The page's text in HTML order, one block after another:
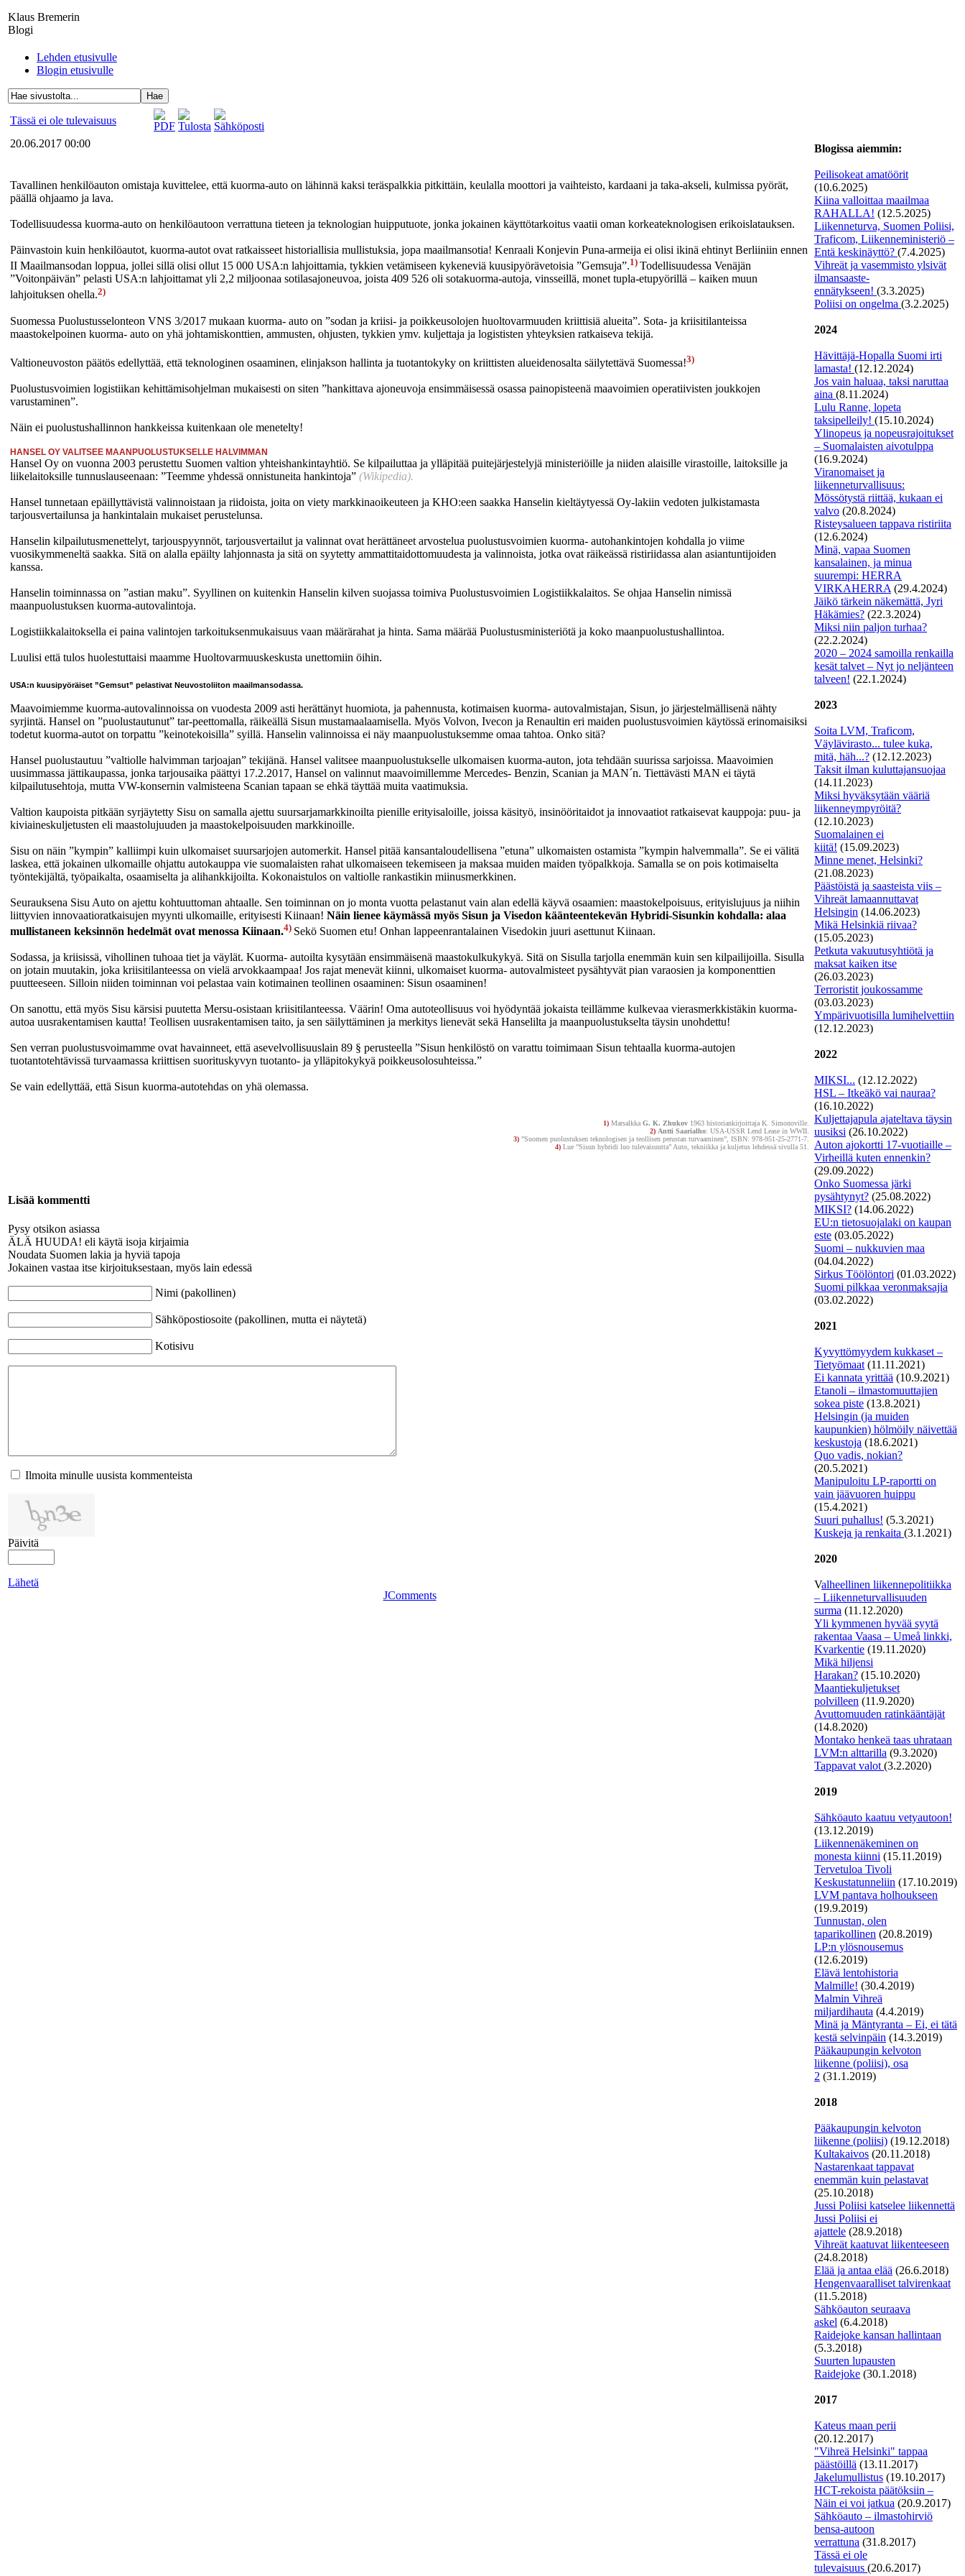
Klaus Bremerin
Blogi
Lehden etusivulle
Blogin etusivulle
Tässä ei ole tulevaisuus
20.06.2017 00:00
Tavallinen henkilöauton omistaja kuvittelee, että kuorma-auto on lähinnä kaksi teräspalkkia pitkittäin, keulalla moottori ja vaihteisto, kardaani ja taka-akseli, kulmissa pyörät,
päällä ohjaamo ja lava.
Todellisuudessa kuorma-auto on henkilöautoon verrattuna tieteen ja teknologian huipputuote, jonka jokainen käyttötarkoitus vaatii oman korkeateknologisen erikoislatauksen.
Päinvastoin kuin henkilöautot, kuorma-autot ovat ratkaisseet historiallisia mullistuksia, jopa maailmansotia! Kenraali Konjevin Puna-armeija ei olisi ikinä ehtinyt Berliiniin ennen
II Maailmansodan loppua, jollei sillä olisi ollut 15 000 USA:n lahjoittamia, tykkien vetämiseen kykeneviä kuusipyörävetoisia ”Gemsuja”.1) Todellisuudessa Venäjän
”Voitonpäivän” pelasti USA:n lahjoittamat yli 2,2 miljoonaa sotilasajoneuvoa, joista 409 526 oli sotakuorma-autoja, vinsseillä, monet tupla-etupyörillä – kaiken muun
lahjoituksen ohella.2)
Suomessa Puolustusselonteon VNS 3/2017 mukaan kuorma- auto on ”sodan ja kriisi- ja poikkeusolojen huoltovarmuuden kriittisiä alueita”. Sota- ja kriisitilanteissa
maastokelpoinen kuorma- auto on yhä johtamiskonttien, ammusten, ohjusten, tykkien ymv. kuljettaja ja logististen yhteyksien ratkaiseva tekijä.
Valtioneuvoston päätös edellyttää, että teknologinen osaaminen, elinjakson hallinta ja tuotantokyky on kriittisten alueidenosalta säilytettävä Suomessa!3)
Puolustusvoimien logistiikan kehittämisohjelman mukaisesti on siten ”hankittava ajoneuvoja ensimmäisessä osassa painopisteenä maavoimien operatiivisten joukkojen
varustaminen”.
Näin ei puolustushallinnon hankkeissa kuitenkaan ole menetelty!
HANSEL OY VALITSEE MAANPUOLUSTUKSELLE HALVIMMAN
Hansel Oy on vuonna 2003 perustettu Suomen valtion yhteishankintayhtiö. Se kilpailuttaa ja ylläpitää puitejärjestelyjä ministeriöille ja niiden alaisille virastoille, laitoksille ja
liikelaitoksille tunnuslauseenaan: ”Teemme yhdessä onnistuneita hankintoja” (Wikipedia).
Hansel tunnetaan epäillyttävistä valinnoistaan ja riidoista, joita on viety markkinaoikeuteen ja KHO:een saakka Hanselin kieltäytyessä Oy-lakiin vedoten julkistamasta
tarjousvertailunsa ja hankintalain mukaiset perustelunsa.
Hanselin kilpailutusmenettelyt, tarjouspyynnöt, tarjousvertailut ja valinnat ovat herättäneet arvostelua puolustusvoimien kuorma- autohankintojen kohdalla jo viime
vuosikymmeneltä saakka. Sitä on alalla epäilty lahjonnasta ja sitä on syytetty ammattitaidottomuudesta ja valinnoista, jotka ovat räikeässä ristiriidassa alan asiantuntijoiden
kanssa.
Hanselin toiminnassa on ”astian maku”. Syyllinen on kuitenkin Hanselin kilven suojassa toimiva Puolustusvoimien Logistiikkalaitos. Se ohjaa Hanselin nimissä
maanpuolustuksen kuorma-autovalintoja.
Logistiikkalaitoksella ei paina valintojen tarkoituksenmukaisuus vaan määrärahat ja hinta. Sama määrää Puolustusministeriötä ja koko maanpuolustushallintoa.
Luulisi että tulos huolestuttaisi maamme Huoltovarmuuskeskusta unettomiin öihin.
USA:n kuusipyöräiset ”Gemsut” pelastivat Neuvostoliiton maailmansodassa.
Maavoimiemme kuorma-autovalinnoissa on vuodesta 2009 asti herättänyt huomiota, ja pahennusta, kotimaisen kuorma- autovalmistajan, Sisun, jo järjestelmällisenä nähty
syrjintä. Hansel on ”puolustautunut” tar-peettomalla, räikeällä Sisun mustamaalaamisella. Myös Volvon, Ivecon ja Renaultin eri maiden puolustusvoimien käytössä erinomaisiksi
todetut kuorma-autot on torpattu ”keinotekoisilla” syillä. Hanselin valinnoissa ei näy maanpuolustuksemme omaa tahtoa. Onko sitä?
Hansel puolustautuu ”valtiolle halvimman tarjoajan” tekijänä. Hansel valitsee maanpuolustukselle ulkomaisen kuorma-auton, jota tehdään suurissa sarjoissa. Maavoimien
uusimmassa jättikaupassa, jonka tarjousaika päättyi 17.2.2017, Hansel on valinnut maavoimillemme Mercedes- Benzin, Scanian ja MAN´n. Tiettävästi MAN ei täytä
kilpailutusehtoja, mutta VW-konsernin valmisteena Scanian tapaan se ehkä täyttää muita vaatimuksia.
Valtion kaupoista pitkään syrjäytetty Sisu on samalla ajettu suursarjamarkkinoilta pienille erityisaloille, joissa käsityö, insinööritaidot ja innovaatiot ratkaisevat kauppoja: puu- ja
kiviaineskuljetusten eli maastolujuuden ja maastokelpoisuuden markkinoille.
Sisu on näin ”kympin” kalliimpi kuin ulkomaiset suursarjojen automerkit. Hansel pitää kansantaloudellisena ”etuna” ulkomaisten ostamista ”kympin halvemmalla”. Se ei välitä
laskea, että jokainen ulkomaille ohjattu autokauppa vie suomalaisten rahat ulkomaiseen tekemiseen ja maksaa muiden maiden työpalkkoja. Samalla se on pois kotimaiselta
työntekijältä, työpaikalta, osaamiselta ja alihankkijoilta. Kokonaistulos on valtiolle rankastikin miinusmerkkinen.
Seurauksena Sisu Auto on ajettu kohtuuttoman ahtaalle. Sen toiminnan on jo monta vuotta pelastanut vain alan edellä käyvä osaamien: maastokelpoisuus, erityislujuus ja niihin
liittyvien innovaatioratkaisujen myynti ulkomaille, erityisesti Kiinaan! Näin lienee käymässä myös Sisun ja Visedon käänteentekevän Hybridi-Sisunkin kohdalla: alaa
mullistaneen keksinnön hedelmät ovat menossa Kiinaan.4) Sekö Suomen etu! Onhan lappeenrantalainen Visedokin juuri asettunut Kiinaan.
Sodassa, ja kriisissä, vihollinen tuhoaa tiet ja väylät. Kuorma- autoilta kysytään ensimmäisenä maastokulkukykyä. Sitä on Sisulla tarjolla enemmän kuin sen kilpailijoilla. Sisulla
on jotain muutakin, joka kriisitilanteessa on vielä arvokkaampaa! Jos rajat menevät kiinni, ulkomaiset kuorma- autovalmisteet pysähtyvät pian varaosien ja komponenttien
puutteeseen. Silloin niiden toiminnan voi pelastaa vain kotimainen teollinen osaaminen: Sisun osaaminen!
On sanottu, että myös Sisu kärsisi puutetta Mersu-osistaan kriisitilanteessa. Väärin! Oma autoteollisuus voi hyödyntää jokaista teillämme kulkevaa vierasmerkkistäkin kuorma-
autoa uusrakentamisen kautta! Teollisen uusrakentamisen taito, ja sen säilyttäminen ja merkitys lienevät sekä Hanselilta ja maanpuolustukselta täysin unohdettu!
Sen verran puolustusvoimamme ovat havainneet, että asevelvollisuuslain 89 § perusteella ”Sisun henkilöstö on varattu toimimaan Sisun tehtaalla kuorma-autojen
tuotantotehtävissä turvaamassa kriittisen suorituskyvyn tuotanto- ja ylläpitokykyä poikkeusolosuhteissa.”
Se vain edellyttää, että Sisun kuorma-autotehdas on yhä olemassa.
1) Marsalkka G. K. Zhukov 1963 historiankirjoittaja K. Simonoville.
2) Antti Saarialho: USA-USSR Lend Lease in WWII.
3) ”Suomen puolustuksen teknologisen ja teollisen perustan turvaaminen”, ISBN: 978-951-25-2771-7.
4) Lue ”Sisun hybridi luo tulevaisuutta” Auto, tekniikka ja kuljetus lehdessä sivulla 51.
Lisää kommentti
Pysy otsikon asiassa
ÄLÄ HUUDA! eli käytä isoja kirjaimia
Noudata Suomen lakia ja hyviä tapoja
Jokainen vastaa itse kirjoituksestaan, myös lain edessä
Nimi (pakollinen)
Sähköpostiosoite (pakollinen, mutta ei näytetä)
Kotisivu
Ilmoita minulle uusista kommenteista
Päivitä
Lähetä
JComments
Blogissa aiemmin:
Peilisokeat amatöörit
(10.6.2025)
Kiina valloittaa maailmaa
RAHALLA! (12.5.2025)
Liikenneturva, Suomen Poliisi,
Traficom, Liikenneministeriö –
Entä keskinäyttö? (7.4.2025)
Vihreät ja vasemmisto ylsivät
ilmansaaste-
ennätykseen! (3.3.2025)
Poliisi on ongelma (3.2.2025)
2024
Hävittäjä-Hopalla Suomi irti
lamasta! (12.12.2024)
Jos vain haluaa, taksi naruttaa
aina (8.11.2024)
Lulu Ranne, lopeta
taksipelleily! (15.10.2024)
Ylinopeus ja nopeusrajoitukset
– Suomalaisten aivotulppa
(16.9.2024)
Viranomaiset ja
liikenneturvallisuus:
Mössötystä riittää, kukaan ei
valvo (20.8.2024)
Risteysalueen tappava ristiriita
(12.6.2024)
Minä, vapaa Suomen
kansalainen, ja minua
suurempi: HERRA
VIRKAHERRA (29.4.2024)
Jäikö tärkein näkemättä, Jyri
Häkämies? (22.3.2024)
Miksi niin paljon turhaa?
(22.2.2024)
2020 – 2024 samoilla renkailla
kesät talvet – Nyt jo neljänteen
talveen! (22.1.2024)
2023
Soita LVM, Traficom,
Väylävirasto... tulee kuka,
mitä, häh...? (12.12.2023)
Taksit ilman kuluttajansuojaa
(14.11.2023)
Miksi hyväksytään vääriä
liikenneympyröitä?
(12.10.2023)
Suomalainen ei
kiitä! (15.09.2023)
Minne menet, Helsinki?
(21.08.2023)
Päästöistä ja saasteista viis –
Vihreät lamaannuttavat
Helsingin (14.06.2023)
Mikä Helsinkiä riivaa?
(15.05.2023)
Petkuta vakuutusyhtiötä ja
maksat kaiken itse
(26.03.2023)
Terroristit joukossamme
(03.03.2023)
Ympärivuotisilla lumihelvettiin
(12.12.2023)
2022
MIKSI... (12.12.2022)
HSL – Itkeäkö vai nauraa?
(16.10.2022)
Kuljettajapula ajateltava täysin
uusiksi (26.10.2022)
Auton ajokortti 17-vuotiaille –
Virheillä kuten ennenkin?
(29.09.2022)
Onko Suomessa järki
pysähtynyt? (25.08.2022)
MIKSI? (14.06.2022)
EU:n tietosuojalaki on kaupan
este (03.05.2022)
Suomi – nukkuvien maa
(04.04.2022)
Sirkus Töölöntori (01.03.2022)
Suomi pilkkaa veronmaksajia
(03.02.2022)
2021
Kyvyttömyydem kukkaset –
Tietyömaat (11.11.2021)
Ei kannata yrittää (10.9.2021)
Etanoli – ilmastomuuttajien
sokea piste (13.8.2021)
Helsingin (ja muiden
kaupunkien) hölmöily näivettää
keskustoja (18.6.2021)
Quo vadis, nokian?
(20.5.2021)
Manipuloitu LP-raportti on
vain jäävuoren huippu
(15.4.2021)
Suuri puhallus! (5.3.2021)
Kuskeja ja renkaita (3.1.2021)
2020
Valheellinen liikennepolitiikka
– Liikenneturvallisuuden
surma (11.12.2020)
Yli kymmenen hyvää syytä
rakentaa Vaasa – Umeå linkki,
Kvarkentie (19.11.2020)
Mikä hiljensi
Harakan? (15.10.2020)
Maantiekuljetukset
polvilleen (11.9.2020)
Avuttomuuden ratinkääntäjät
(14.8.2020)
Montako henkeä taas uhrataan
LVM:n alttarilla (9.3.2020)
Tappavat valot (3.2.2020)
2019
Sähköauto kaatuu vetyautoon!
(13.12.2019)
Liikennenäkeminen on
monesta kiinni (15.11.2019)
Tervetuloa Tivoli
Keskustatunneliin (17.10.2019)
LVM pantava holhoukseen
(19.9.2019)
Tunnustan, olen
taparikollinen (20.8.2019)
LP:n ylösnousemus
(12.6.2019)
Elävä lentohistoria
Malmille! (30.4.2019)
Malmin Vihreä
miljardihauta (4.4.2019)
Minä ja Mäntyranta – Ei, ei tätä
kestä selvinpäin (14.3.2019)
Pääkaupungin kelvoton
liikenne (poliisi), osa
2 (31.1.2019)
2018
Pääkaupungin kelvoton
liikenne (poliisi) (19.12.2018)
Kultakaivos (20.11.2018)
Nastarenkaat tappavat
enemmän kuin pelastavat
(25.10.2018)
Jussi Poliisi katselee liikennettä
Jussi Poliisi ei
ajattele (28.9.2018)
Vihreät kaatuvat liikenteeseen
(24.8.2018)
Elää ja antaa elää (26.6.2018)
Hengenvaaralliset talvirenkaat
(11.5.2018)
Sähköauton seuraava
askel (6.4.2018)
Raidejoke kansan hallintaan
(5.3.2018)
Suurten lupausten
Raidejoke (30.1.2018)
2017
Kateus maan perii
(20.12.2017)
"Vihreä Helsinki" tappaa
päästöillä (13.11.2017)
Jakelumullistus (19.10.2017)
HCT-rekoista päätöksiin –
Näin ei voi jatkua (20.9.2017)
Sähköauto – ilmastohirviö
bensa-autoon
verrattuna (31.8.2017)
Tässä ei ole
tulevaisuus (20.6.2017)